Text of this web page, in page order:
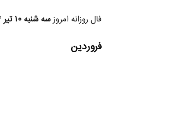
فال روزانه امروزسه شنبه ۱۰ تیر ۱۴۰۴
فروردین